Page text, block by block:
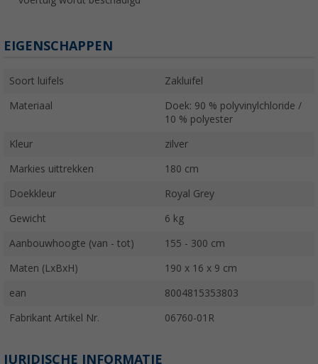
EIGENSCHAPPEN
Soort luifels Zakluifel
Materiaal
Doek: 90 % polyvinylchloride /
10 % polyester
Kleur zilver
Markies uittrekken 180 cm
Doekkleur Royal Grey
Gewicht 6 kg
Aanbouwhoogte (van - tot) 155 - 300 cm
Maten (LxBxH) 190 x 16 x 9 cm
ean 8004815353803
Fabrikant Artikel Nr. 06760-01R
JURIDISCHE INFORMATIE